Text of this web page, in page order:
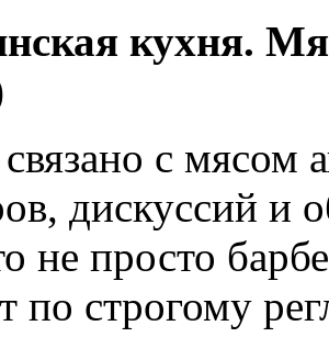
кухня.
с мясом
дискуссий и
не просто
по строгому